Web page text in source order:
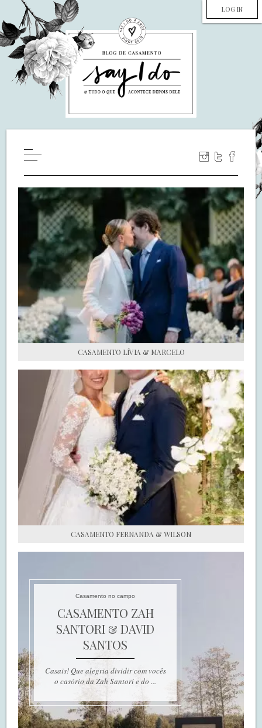
LOG IN
WILL YOU MARRY ME?
LUA DE MEL
COZINHA
DECORAÇÃO
DE NOIVA PRA NOIVA
S.O.S CASADAS
FALE COM O SAY I DO
CASAMENTO LÍVIA & MARCELO
CASAMENTO FERNANDA & WILSON
Casamento no campo
CASAMENTO ZAH
SANTORI & DAVID
SANTOS
Casais! Que alegria dividir com vocês
o casório da Zah Santori e do ...